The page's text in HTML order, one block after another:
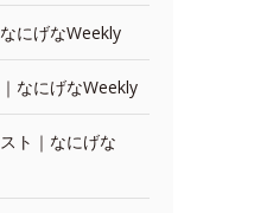
にげなWeekly
なにげなWeekly
ト｜なにげな